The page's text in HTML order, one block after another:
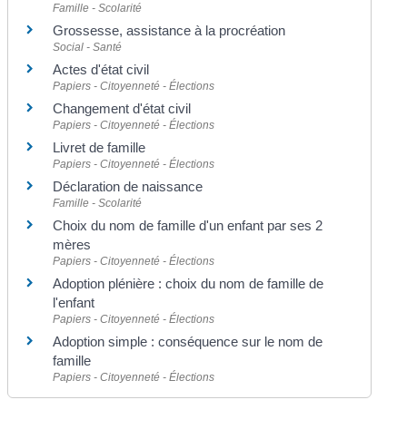
Famille - Scolarité
Grossesse, assistance à la procréation
Social - Santé
Actes d'état civil
Papiers - Citoyenneté - Élections
Changement d'état civil
Papiers - Citoyenneté - Élections
Livret de famille
Papiers - Citoyenneté - Élections
Déclaration de naissance
Famille - Scolarité
Choix du nom de famille d'un enfant par ses 2
mères
Papiers - Citoyenneté - Élections
Adoption plénière : choix du nom de famille de
l'enfant
Papiers - Citoyenneté - Élections
Adoption simple : conséquence sur le nom de
famille
Papiers - Citoyenneté - Élections